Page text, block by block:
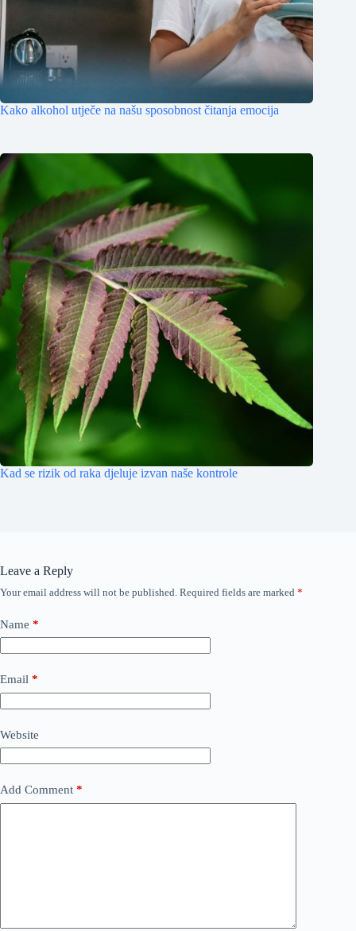
Kako alkohol utječe na našu sposobnost čitanja emocija
Kad se rizik od raka djeluje izvan naše kontrole
Leave a Reply
Your email address will not be published. Required fields are marked *
Name *
Email *
Website
Add Comment *